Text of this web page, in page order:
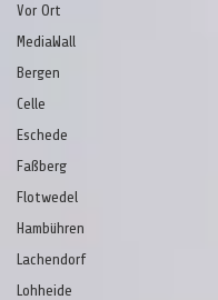
Vor Ort
MediaWall
Bergen
Celle
Eschede
Faßberg
Flotwedel
Hambühren
Lachendorf
Lohheide